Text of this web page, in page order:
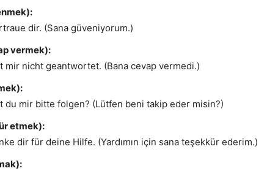
dir. (Sana güveniyorum.)
vermek):
mir nicht geantwortet. (Bana cevap vermedi.)
du mir bitte folgen? (Lütfen beni takip eder misin?)
etmek):
dir für deine Hilfe. (Yardımın için sana teşekkür ederim.)